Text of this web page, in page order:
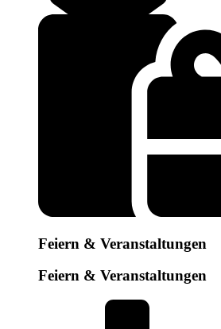
Feiern & Veranstaltungen
Feiern & Veranstaltungen